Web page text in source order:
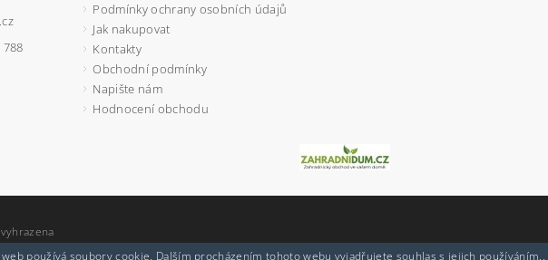
788
Podmínky ochrany osobních údajů
Jak nakupovat
Kontakty
Obchodní podmínky
Napište nám
Hodnocení obchodu
používá soubory cookie. Dalším procházením tohoto webu vyjadřujete souhlas s jejich